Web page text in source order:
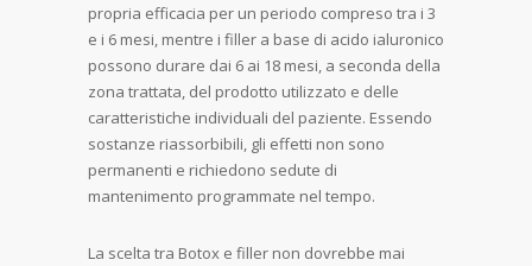
propria efficacia per un periodo compreso tra i 3
e i 6 mesi, mentre i filler a base di acido ialuronico
possono durare dai 6 ai 18 mesi, a seconda della
zona trattata, del prodotto utilizzato e delle
caratteristiche individuali del paziente. Essendo
sostanze riassorbibili, gli effetti non sono
permanenti e richiedono sedute di
mantenimento programmate nel tempo.
La scelta tra Botox e filler non dovrebbe mai